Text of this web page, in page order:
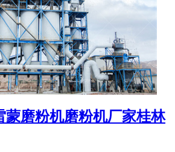
蒙磨粉机磨粉机厂家桂林